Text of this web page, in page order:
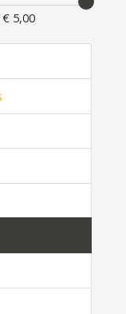
€ 5,00